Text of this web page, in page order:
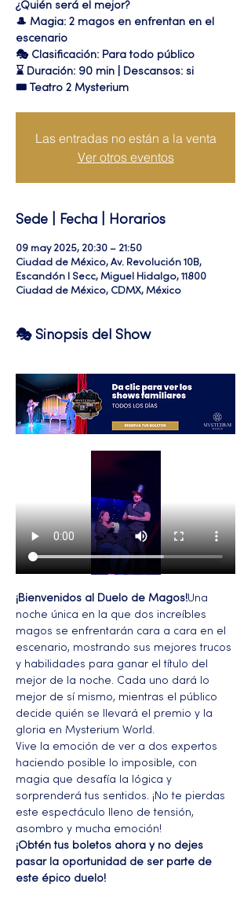
¿Quién será el mejor?
🎩 Magia: 2 magos en enfrentan en el
escenario
🎭 Clasificación: Para todo público
⌛ Duración: 90 min | Descansos: si
🎟 Teatro 2 Mysterium
Las entradas no están a la venta
Ver otros eventos
Sede | Fecha | Horarios
09 may 2025, 20:30 – 21:50
Ciudad de México, Av. Revolución 10B,
Escandón I Secc, Miguel Hidalgo, 11800
Ciudad de México, CDMX, México
🎭 Sinopsis del Show
¡Bienvenidos al Duelo de Magos!Una
noche única en la que dos increíbles
magos se enfrentarán cara a cara en el
escenario, mostrando sus mejores trucos
y habilidades para ganar el título del
mejor de la noche. Cada uno dará lo
mejor de sí mismo, mientras el público
decide quién se llevará el premio y la
gloria en Mysterium World.
Vive la emoción de ver a dos expertos
haciendo posible lo imposible, con
magia que desafía la lógica y
sorprenderá tus sentidos. ¡No te pierdas
este espectáculo lleno de tensión,
asombro y mucha emoción!
¡Obtén tus boletos ahora y no dejes
pasar la oportunidad de ser parte de
este épico duelo!